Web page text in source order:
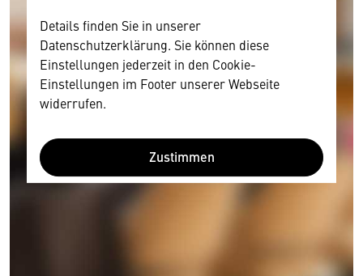
Details finden Sie in unserer
Datenschutzerklärung. Sie können diese
Einstellungen jederzeit in den Cookie-
Einstellungen im Footer unserer Webseite
widerrufen.
Zustimmen